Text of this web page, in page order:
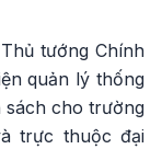
tướng Chính
quản lý thống
sách cho trường
trực thuộc đại